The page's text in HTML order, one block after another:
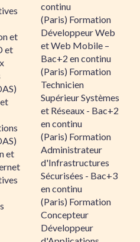
et
et
et
continu
(Paris) Formation
Développeur Web
et Web Mobile –
Bac+2 en continu
(Paris) Formation
Technicien
Supérieur Systèmes
et Réseaux - Bac+2
en continu
(Paris) Formation
Administrateur
d'Infrastructures
Sécurisées - Bac+3
en continu
(Paris) Formation
Concepteur
Développeur